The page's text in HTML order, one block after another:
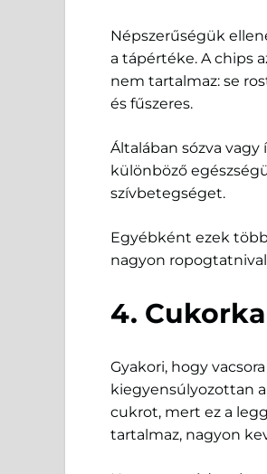
Népszerűségük
a tápértéke. A chips
nem tartalmaz: se
és fűszeres.
Általában sózva
különböző
szívbetegséget.
Egyébként ezek
nagyon
4. Cukorka
Gyakori, hogy
kiegyensúlyozottan
cukrot, mert ez a
tartalmaz, nagyon